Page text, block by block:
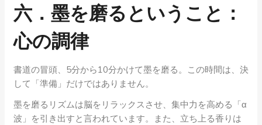
六．墨を磨るということ：
心の調律
書道の冒頭、5分から10分かけて墨を磨る。この時間は、決
して「準備」だけではありません。
墨を磨るリズムは脳をリラックスさせ、集中力を高める「α
波」を引き出すと言われています。また、立ち上る香りは